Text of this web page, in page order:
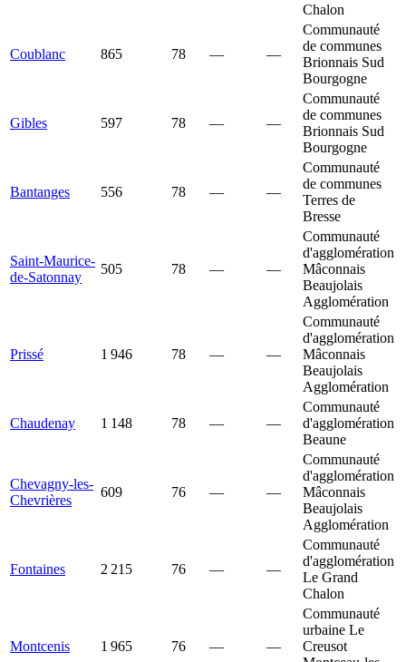
Chalon
Coublanc 865 78 — —
Communauté
de communes
Brionnais Sud
Bourgogne
Gibles 597 78 — —
Communauté
de communes
Brionnais Sud
Bourgogne
Bantanges 556 78 — —
Communauté
de communes
Terres de
Bresse
Saint-Maurice-
de-Satonnay
505 78 — —
Communauté
d'agglomération
Mâconnais
Beaujolais
Agglomération
Prissé 1 946 78 — —
Communauté
d'agglomération
Mâconnais
Beaujolais
Agglomération
Chaudenay 1 148 78 — —
Communauté
d'agglomération
Beaune
Chevagny-les-
Chevrières
609 76 — —
Communauté
d'agglomération
Mâconnais
Beaujolais
Agglomération
Fontaines 2 215 76 — —
Communauté
d'agglomération
Le Grand
Chalon
Montcenis 1 965 76 — —
Communauté
urbaine Le
Creusot